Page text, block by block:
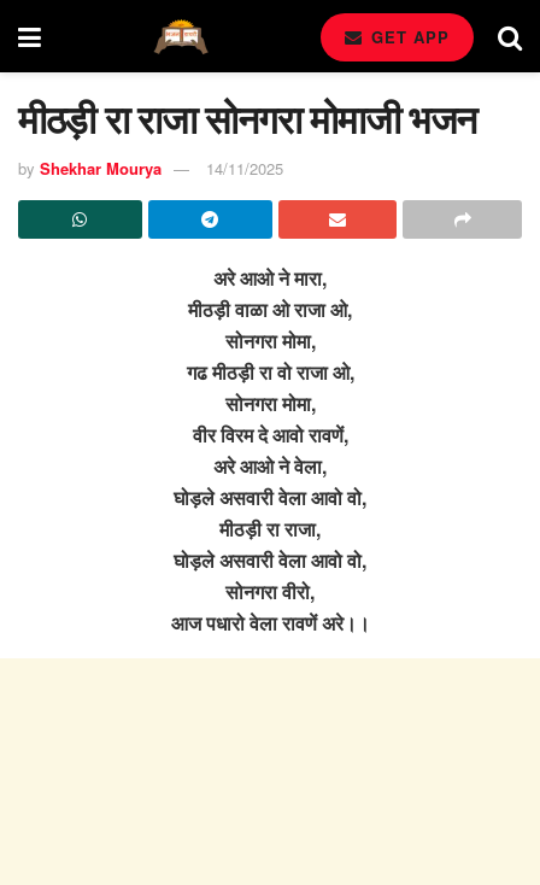
GET APP
मीठड़ी रा राजा सोनगरा मोमाजी भजन
by Shekhar Mourya 14/11/2025
अरे आओ ने मारा,
मीठड़ी वाळा ओ राजा ओ,
सोनगरा मोमा,
गढ मीठड़ी रा वो राजा ओ,
सोनगरा मोमा,
वीर विरम दे आवो रावणें,
अरे आओ ने वेला,
घोड़ले असवारी वेला आवो वो,
मीठड़ी रा राजा,
घोड़ले असवारी वेला आवो वो,
सोनगरा वीरो,
आज पधारो वेला रावणें अरे।।